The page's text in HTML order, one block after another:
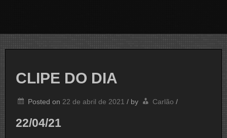
CLIPE DO DIA
Posted on 22 de abril de 2021 / by Carlão /
22/04/21